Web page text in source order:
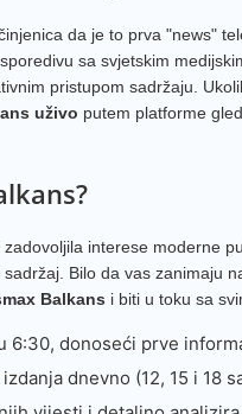
da je to prva "news"
sa svjetskim
pristupom sadržaju.
uživo putem platforme
interese moderne
Bilo da vas zanimaju
Balkans i biti u toku sa
6:30, donoseći prve
dnevno (12, 15 i 18